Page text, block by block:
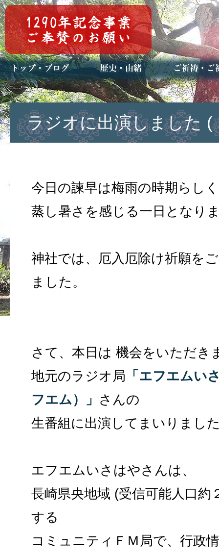
トップページ
ブログ(日々八百万)
お知らせ一覧 歴史・ご祭神
年中行事
メディア掲載 ご祈祷・ご祈
安産祈願
初宮参り
七五三詣
長寿のお祝い
神前結婚式
厄祓い・方位
車のお祓い
地鎮祭
神葬祭（神式
ラジオに出演しました (
今日の諫早は梅雨の時期らし
蒸し暑さを感じる一日となり
神社では、厄入厄除け祈願を
ました。
さて、本日は 機会をいただき
地元のラジオ局 「エフエムい
フエム）」 さんの
生番組に出演してまいりまし
エフエムいさはやさんは、
長崎県央地域 (受信可能人口約
する
コミュニティＦＭ局で、行政